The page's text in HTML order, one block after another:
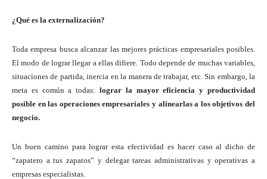
¿Qué es la externalización?
Toda empresa busca alcanzar las mejores prácticas empresariales posibles.
El modo de lograr llegar a ellas difiere. Todo depende de muchas variables,
situaciones de partida, inercia en la manera de trabajar, etc. Sin embargo, la
meta es común a todas: lograr la mayor eficiencia y productividad
posible en las operaciones empresariales y alinearlas a los objetivos del
negocio.
Un buen camino para lograr esta efectividad es hacer caso al dicho de
“zapatero a tus zapatos” y delegar tareas administrativas y operativas a
empresas especialistas.